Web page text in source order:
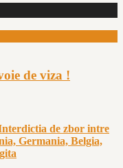
de viza !
de zbor intre
Germania, Belgia,